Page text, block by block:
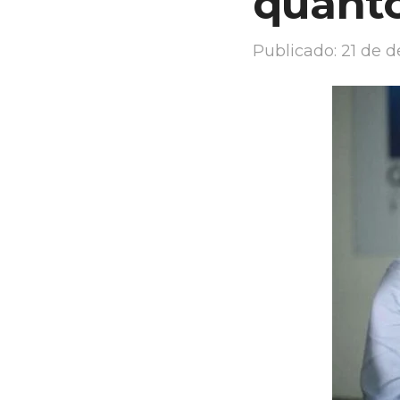
Publicado: 21 de